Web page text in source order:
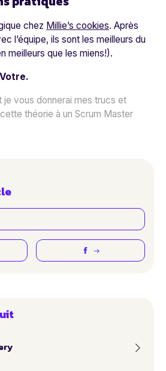
chez Millie’s cookies. Après
l’équipe, ils sont les meilleurs du
meilleurs que les miens!).
je vous donnerai mes trucs et
théorie à un Scrum Master